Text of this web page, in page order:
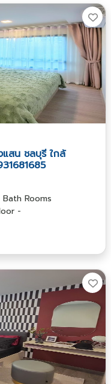
สน ชลบุรี ใกล้
Bath Rooms
-